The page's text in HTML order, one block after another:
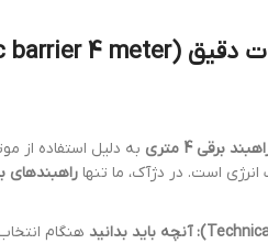
برقی 4 متری به دلیل استفاده از
است. در دژآک، ما تنها راهبندهای برقی
هنگام